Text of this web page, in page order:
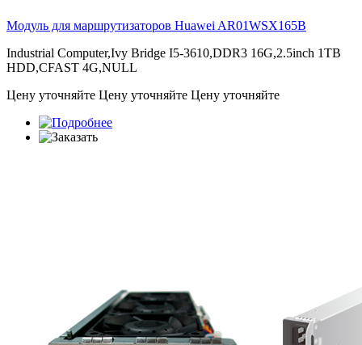
Модуль для маршрутизаторов Huawei AR01WSX165B
Industrial Computer,Ivy Bridge I5-3610,DDR3 16G,2.5inch 1TB
HDD,CFAST 4G,NULL
Цену уточняйте Цену уточняйте Цену уточняйте